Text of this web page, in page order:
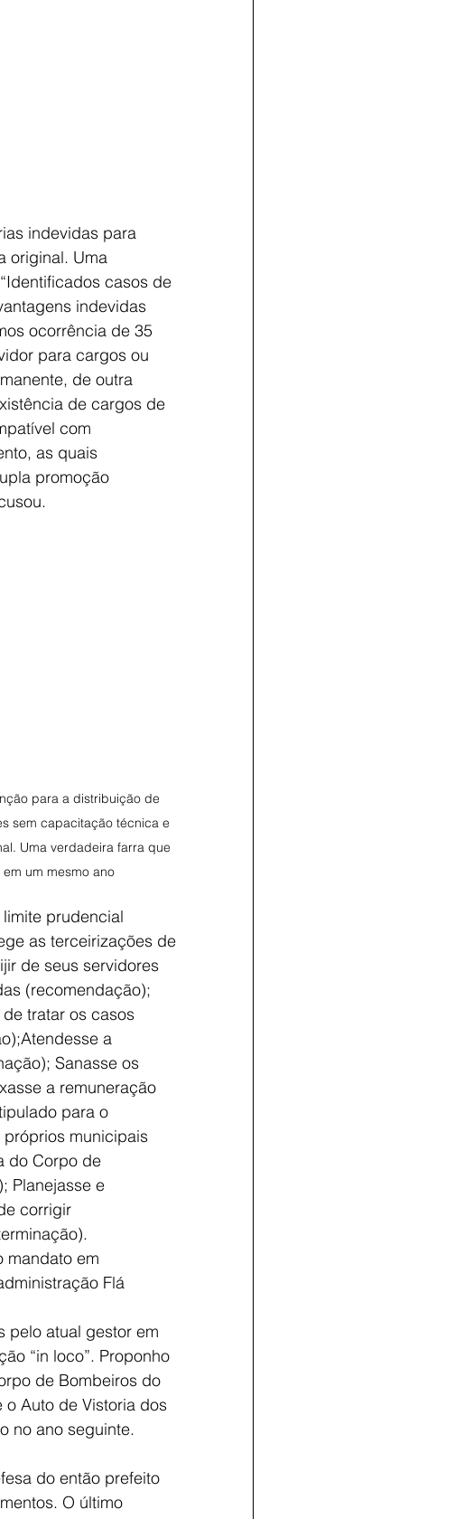
indevidas para
original. Uma
casos de
indevidas
ocorrência de 35
para cargos ou
de outra
de cargos de
com
as quais
promoção
para a distribuição de
sem capacitação técnica e
Uma verdadeira farra que
um mesmo ano
prudencial
as terceirizações de
de seus servidores
(recomendação);
tratar os casos
a
Sanasse os
a remuneração
para o
municipais
do Corpo de
Planejasse e
corrigir
mandato em
Flá
“in loco”. Proponho
de Bombeiros do
Auto de Vistoria dos
no ano seguinte.
do então prefeito
O último